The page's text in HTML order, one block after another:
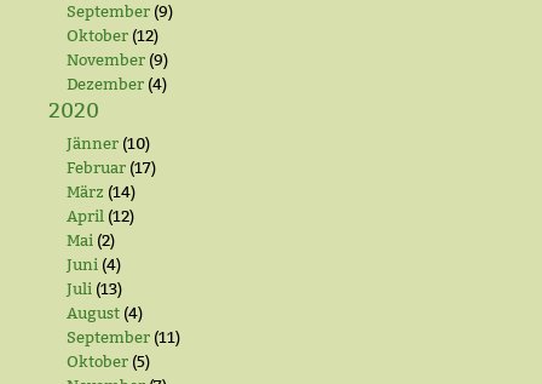
September (9)
Oktober (12)
November (9)
Dezember (4)
2020
Jänner (10)
Februar (17)
März (14)
April (12)
Mai (2)
Juni (4)
Juli (13)
August (4)
September (11)
Oktober (5)